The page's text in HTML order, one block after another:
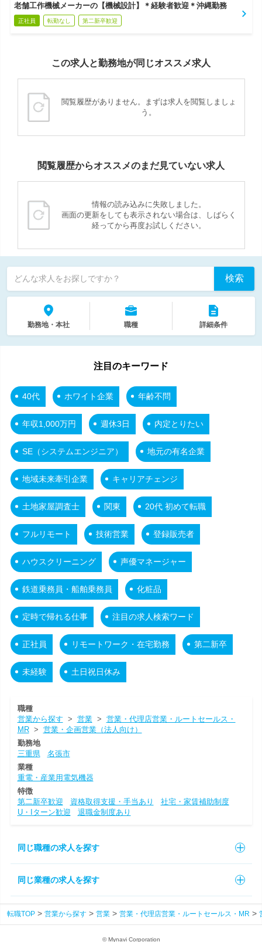
老舗工作機械メーカーの【機械設計】＊経験者歓迎＊沖縄勤務
正社員 転勤なし 第二新卒歓迎
この求人と勤務地が同じオススメ求人
閲覧履歴がありません。まずは求人を閲覧しましょ
う。
閲覧履歴からオススメのまだ見ていない求人
情報の読み込みに失敗しました。
画面の更新をしても表示されない場合は、しばらく
経ってから再度お試しください。
どんな求人をお探しですか？ 検索
勤務地・本社 職種 詳細条件
注目のキーワード
40代 ホワイト企業 年齢不問
年収1,000万円 週休3日 内定とりたい
SE（システムエンジニア） 地元の有名企業
地域未来牽引企業 キャリアチェンジ
土地家屋調査士 関東 20代 初めて転職
フルリモート 技術営業 登録販売者
ハウスクリーニング 声優マネージャー
鉄道乗務員・船舶乗務員 化粧品
定時で帰れる仕事 注目の求人検索ワード
正社員 リモートワーク・在宅勤務 第二新卒
未経験 土日祝日休み
職種
営業から探す > 営業> 営業・代理店営業・ルートセールス・
MR> 営業・企画営業（法人向け）
勤務地
三重県
名張市
業種
重電・産業用電気機器
特徴
第二新卒歓迎
資格取得支援・手当あり
社宅・家賃補助制度
U・Iターン歓迎
退職金制度あり
同じ職種の求人を探す
同じ業種の求人を探す
転職TOP 営業から探す 営業 営業・代理店営業・ルートセールス・MR
© Mynavi Corporation